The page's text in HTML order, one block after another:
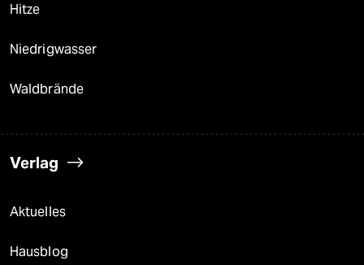
Hitze
Niedrigwasser
Waldbrände
Verlag
Aktuelles
Hausblog